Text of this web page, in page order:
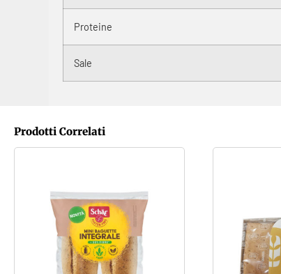
Proteine
Sale
Prodotti Correlati